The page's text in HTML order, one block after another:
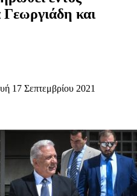
Γεωργιάδη και
17 Σεπτεμβρίου 2021